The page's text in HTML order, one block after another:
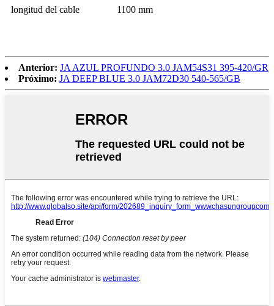
longitud del cable 1100 mm
Anterior: JA AZUL PROFUNDO 3.0 JAM54S31 395-420/GR
Próximo: JA DEEP BLUE 3.0 JAM72D30 540-565/GB